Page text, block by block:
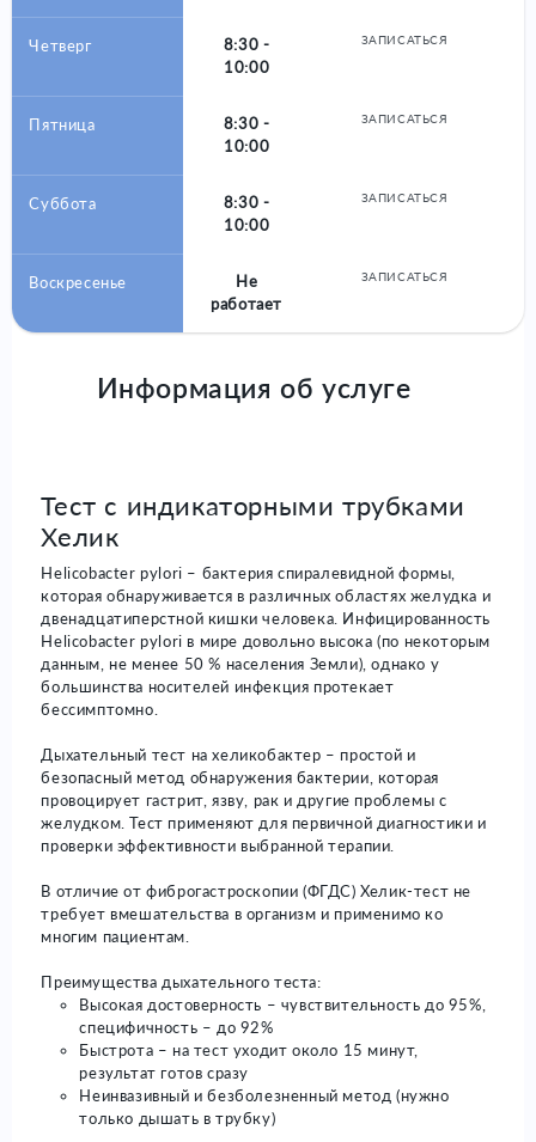
Четверг
8:30 -
10:00
ЗАПИСАТЬСЯ
Пятница
8:30 -
10:00
ЗАПИСАТЬСЯ
Суббота
8:30 -
10:00
ЗАПИСАТЬСЯ
Воскресенье
Не
работает
ЗАПИСАТЬСЯ
Информация об услуге
Тест с индикаторными трубками
Хелик
Helicobacter pylori – бактерия спиралевидной формы,
которая обнаруживается в различных областях желудка и
двенадцатиперстной кишки человека. Инфицированность
Helicobacter pylori в мире довольно высока (по некоторым
данным, не менее 50 % населения Земли), однако у
большинства носителей инфекция протекает
бессимптомно.
Дыхательный тест на хеликобактер – простой и
безопасный метод обнаружения бактерии, которая
провоцирует гастрит, язву, рак и другие проблемы с
желудком. Тест применяют для первичной диагностики и
проверки эффективности выбранной терапии.
В отличие от фиброгастроскопии (ФГДС) Хелик-тест не
требует вмешательства в организм и применимо ко
многим пациентам.
Преимущества дыхательного теста:
Высокая достоверность – чувствительность до 95%,
специфичность – до 92%
Быстрота – на тест уходит около 15 минут,
результат готов сразу
Неинвазивный и безболезненный метод (нужно
только дышать в трубку)